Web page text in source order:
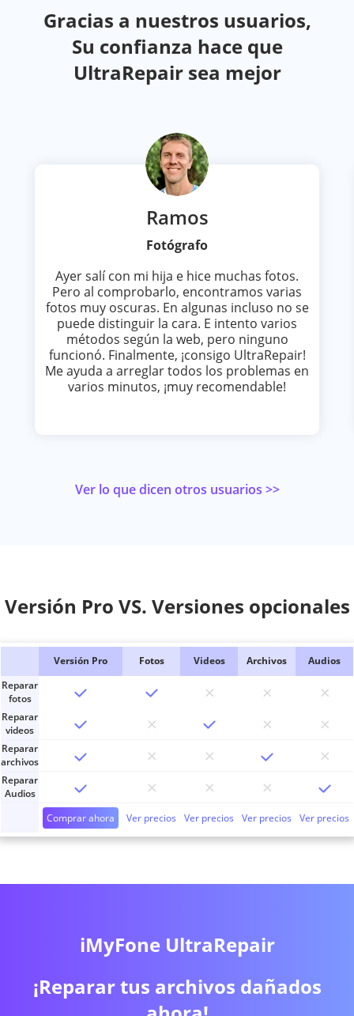
Gracias a nuestros usuarios,
Su confianza hace que
UltraRepair sea mejor
Ramos
Fotógrafo
Ayer salí con mi hija e hice muchas fotos.
Pero al comprobarlo, encontramos varias
fotos muy oscuras. En algunas incluso no se
puede distinguir la cara. E intento varios
métodos según la web, pero ninguno
funcionó. Finalmente, ¡consigo UltraRepair!
Me ayuda a arreglar todos los problemas en
varios minutos, ¡muy recomendable!
Ver lo que dicen otros usuarios >>
Versión Pro VS. Versiones opcionales
Versión Pro Fotos Videos Archivos
Audios
Reparar
fotos
Reparar
videos
Reparar
archivos
Reparar
Audios
Comprar ahora
Ver precios Ver precios Ver precios Ver precios
iMyFone UltraRepair
¡Reparar tus archivos dañados